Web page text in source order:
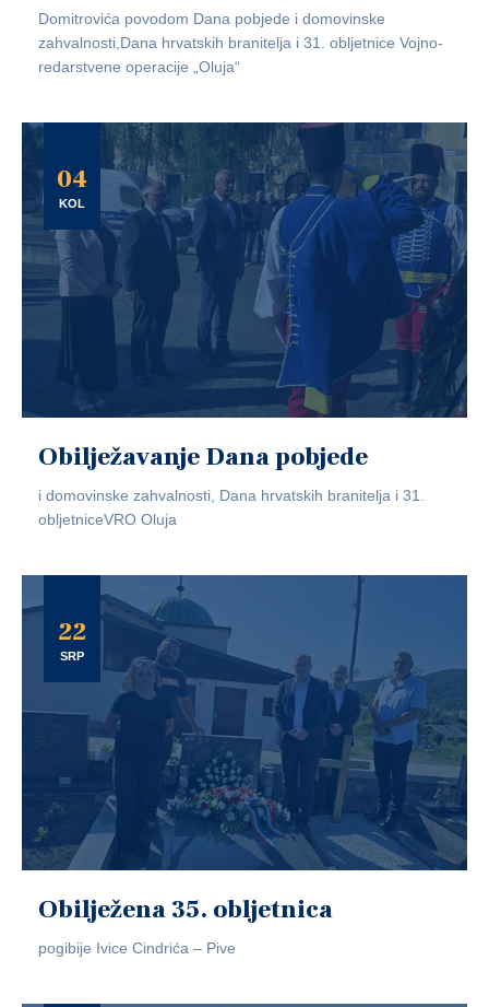
Domitrovića povodom Dana pobjede i domovinske
zahvalnosti,Dana hrvatskih branitelja i 31. obljetnice Vojno-
redarstvene operacije „Oluja“
04
KOL
Obilježavanje Dana pobjede
i domovinske zahvalnosti, Dana hrvatskih branitelja i 31.
obljetniceVRO Oluja
22
SRP
Obilježena 35. obljetnica
pogibije Ivice Cindrića – Pive